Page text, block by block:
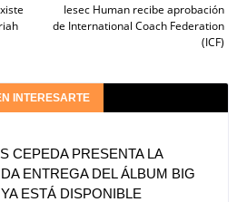
Iesec Human recibe aprobación
de International Coach Federation
(ICF)
INTERESARTE
CEPEDA PRESENTA LA
ENTREGA DEL ÁLBUM BIG
ESTÁ DISPONIBLE